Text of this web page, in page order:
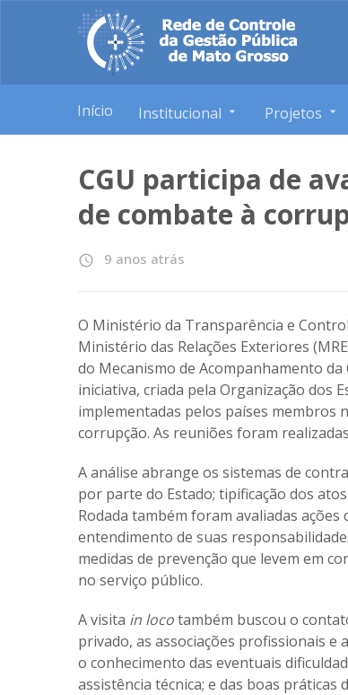
Início Institucional Projetos
CGU participa de
de combate à
access_time 9 anos atrás
O Ministério da Transparência e
Ministério das Relações Exteriores
do Mecanismo de Acompanhamento
iniciativa, criada pela Organização dos
implementadas pelos países membros
corrupção. As reuniões foram
A análise abrange os sistemas de
por parte do Estado; tipificação dos
Rodada também foram avaliadas
entendimento de suas
medidas de prevenção que levem em
no serviço público.
A visita in locotambém buscou o
privado, as associações profissionais
o conhecimento das eventuais
assistência técnica; e das boas práticas